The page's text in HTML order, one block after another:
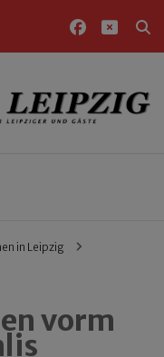
und Gäste
in Leipzig
vorm